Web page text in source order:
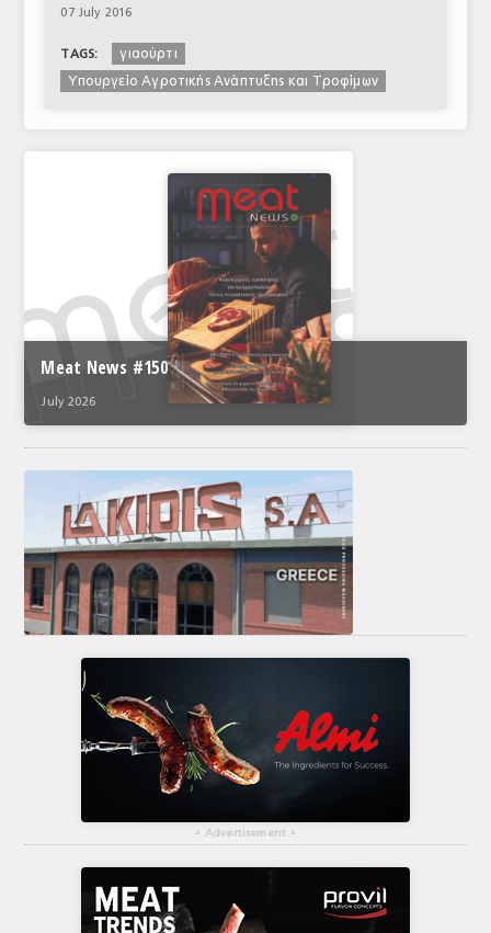
07 July 2016
TAGS:
γιαούρτι
Υπουργείο Αγροτικής Ανάπτυξης και Τροφίμων
Meat News #150
July 2026
▴ Advertisement ▴